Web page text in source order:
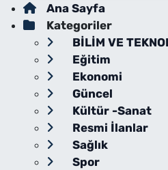
Ana Sayfa
Kategoriler
BİLİM VE
Eğitim
Ekonomi
Güncel
Kültür -Sanat
Resmi İlanlar
Sağlık
Spor